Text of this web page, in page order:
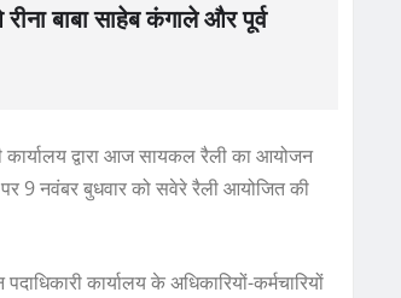
बाबा साहेब कंगाले और पूर्व
कार्यालय द्वारा आज सायकल रैली का आयोजन
9 नवंबर बुधवार को सवेरे रैली आयोजित की
कार्यालय के अधिकारियों-कर्मचारियों